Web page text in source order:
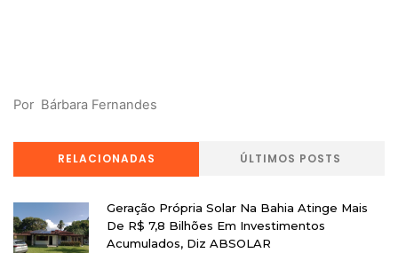
Por Bárbara Fernandes
RELACIONADAS ÚLTIMOS POSTS
Geração Própria Solar Na Bahia Atinge Mais
De R$ 7,8 Bilhões Em Investimentos
Acumulados, Diz ABSOLAR